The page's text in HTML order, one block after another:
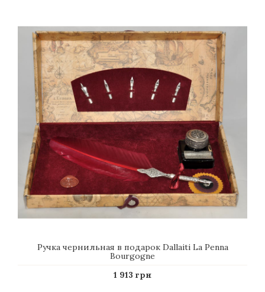
Ручка чернильная в подарок Dallaiti La Penna
Bourgogne
1 913 грн